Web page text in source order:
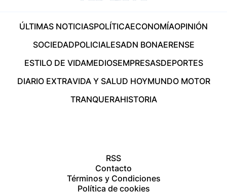
ÚLTIMAS NOTICIASPOLÍTICAECONOMÍAOPINIÓN
SOCIEDADPOLICIALESADN BONAERENSE
ESTILO DE VIDAMEDIOSEMPRESASDEPORTES
DIARIO EXTRAVIDA Y SALUD HOYMUNDO MOTOR
TRANQUERAHISTORIA
RSS
Contacto
Términos y Condiciones
Política de cookies